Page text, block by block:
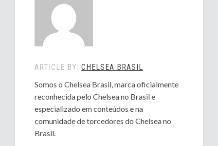
ARTICLE BY:CHELSEA BRASIL
Somos o Chelsea Brasil, marca oficialmente
reconhecida pelo Chelsea no Brasil e
especializado em conteúdos e na
comunidade de torcedores do Chelsea no
Brasil.